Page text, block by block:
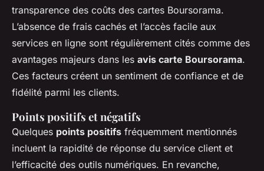
transparence des coûts des cartes Boursorama.
L’absence de frais cachés et l’accès facile aux
services en ligne sont régulièrement cités comme des
avantages majeurs dans les avis carte Boursorama.
Ces facteurs créent un sentiment de confiance et de
fidélité parmi les clients.
Points positifs et négatifs
Quelques points positifs fréquemment mentionnés
incluent la rapidité de réponse du service client et
l’efficacité des outils numériques. En revanche,